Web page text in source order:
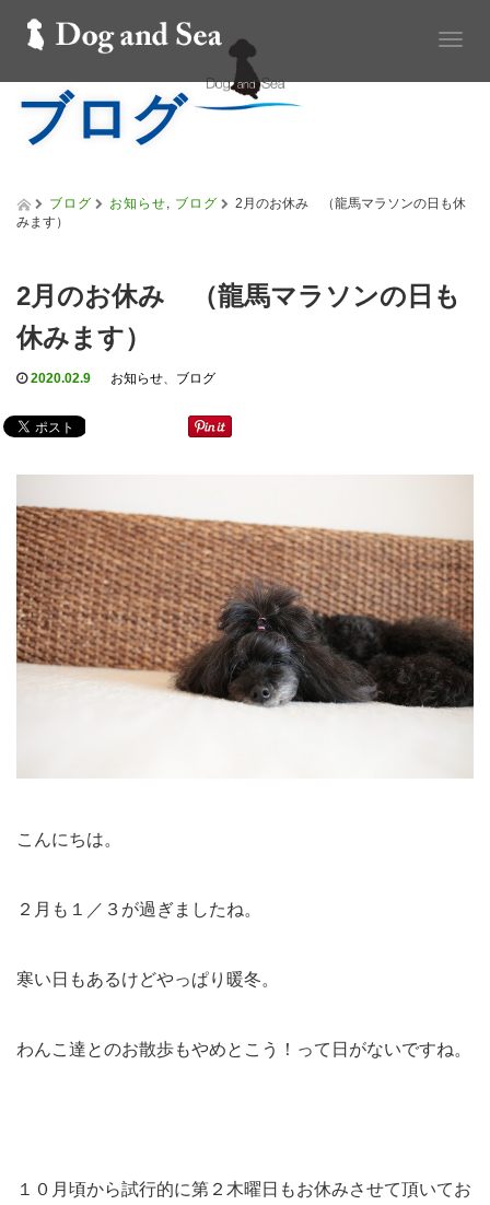
T
g
a
t
ブログ
ブログ お知らせ, ブログ
2月のお休み （龍馬マラソンの日も休
みます）
2月のお休み （龍馬マラソンの日も
休みます）
2020.02.9 お知らせ、 ブログ
こんにちは。
２月も１／３が過ぎましたね。
寒い日もあるけどやっぱり暖冬。
わんこ達とのお散歩もやめとこう！って日がないですね。
１０月頃から試行的に第２木曜日もお休みさせて頂いてお